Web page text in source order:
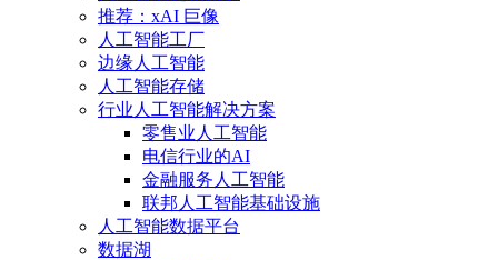
推荐：xAI 巨像
人工智能工厂
边缘人工智能
人工智能存储
行业人工智能解决方案
零售业人工智能
电信行业的AI
金融服务人工智能
联邦人工智能基础设施
人工智能数据平台
数据湖